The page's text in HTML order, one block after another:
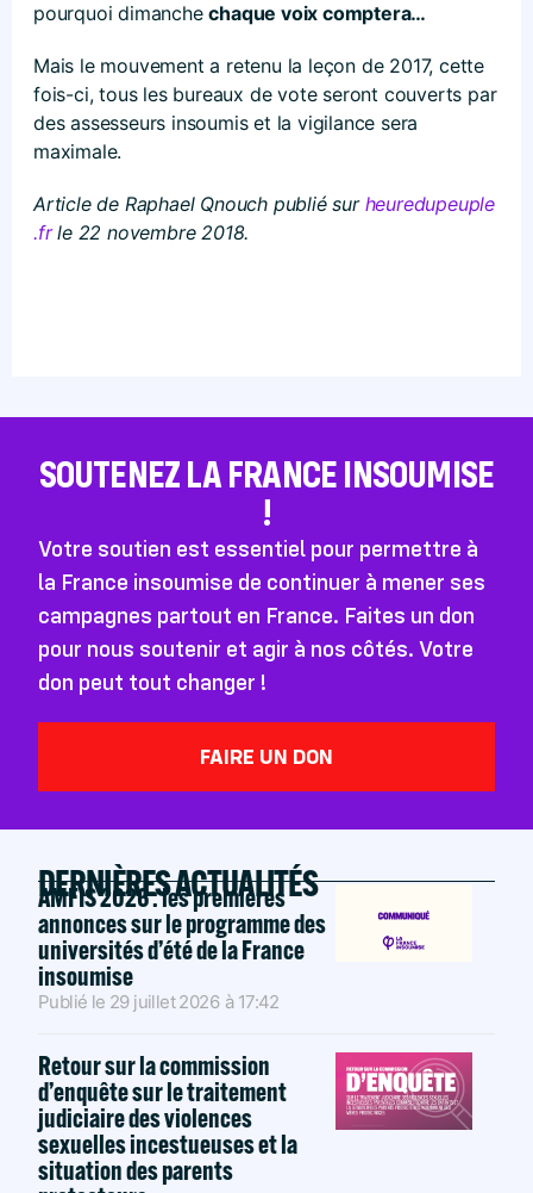
pourquoi dimanchechaque voix comptera…
Mais le mouvement a retenu la leçon de 2017, cette
fois-ci, tous les bureaux de vote seront couverts par
des assesseurs insoumis et la vigilance sera
maximale.
Article de Raphael Qnouch publié sur heuredupeuple​
.frle 22 novembre 2018.
SOUTENEZ LA FRANCE INSOUMISE
!
Votre soutien est essentiel pour permettre à
la France insoumise de continuer à mener ses
campagnes partout en France. Faites un don
pour nous soutenir et agir à nos côtés. Votre
don peut tout changer !
FAIRE UN DON
DERNIÈRES ACTUALITÉS
AMFIS 2026 : les premières
annonces sur le programme des
universités d’été de la France
insoumise
Publié le 29 juillet 2026 à 17:42
Retour sur la commission
d’enquête sur le traitement
judiciaire des violences
sexuelles incestueuses et la
situation des parents